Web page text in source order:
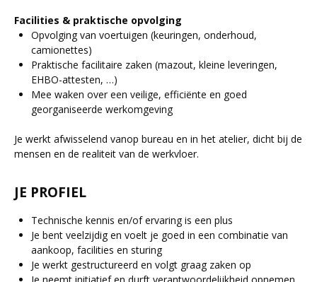
Facilities & praktische opvolging
Opvolging van voertuigen (keuringen, onderhoud,
camionettes)
Praktische facilitaire zaken (mazout, kleine leveringen,
EHBO-attesten, …)
Mee waken over een veilige, efficiënte en goed
georganiseerde werkomgeving
Je werkt afwisselend vanop bureau en in het atelier, dicht bij de
mensen en de realiteit van de werkvloer.
JE PROFIEL
Technische kennis en/of ervaring is een plus
Je bent veelzijdig en voelt je goed in een combinatie van
aankoop, facilities en sturing
Je werkt gestructureerd en volgt graag zaken op